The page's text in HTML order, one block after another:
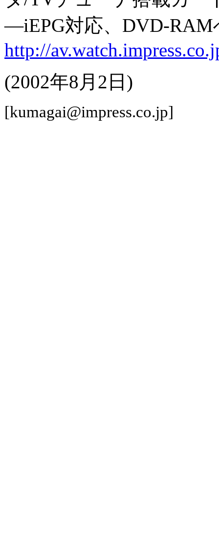
―iEPG対応、DVD-
http://
(2002年8月2日)
[kumagai@impress.co.jp]